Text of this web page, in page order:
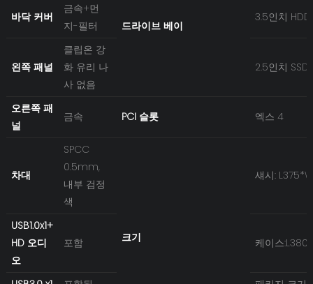
드라이브 베이
바닥 커버
금속+먼
지-필터
3.5인치
왼쪽 패널
클립온 강
화 유리 나
사 없음
2.5인치 SSD
오른쪽 패
널
금속 PCI 슬롯 엑스 4
차대
SPCC
0.5mm,
내부 검정
색
크기
섀시:
USB1.0x1+
HD 오디
오
포함 케이스